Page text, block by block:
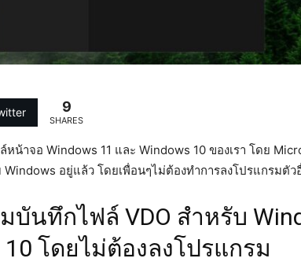
9
SHARES
น้าจอ Windows 11 และ Windows 10 ของเรา โดย
อยู่แล้ว โดยเพื่อนๆไม่ต้องทำการลงโปรแกรมตัวอื่
นทึกไฟล์ VDO สำหรับ
โดยไม่ต้องลงโปรแกรม